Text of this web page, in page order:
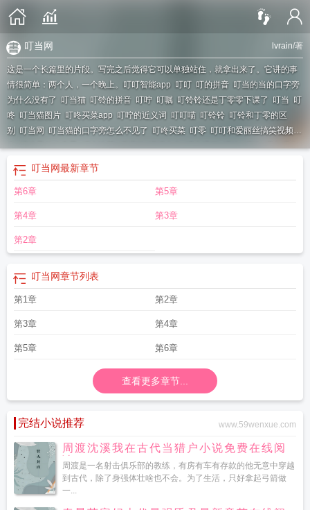
lvrain/著
叮当网
这是一个长篇里的片段。写完之后觉得它可以单独站住，就拿出来了。它讲的事
情很简单：两个人，一个晚上。 叮叮智能app 叮叮 叮的拼音 叮当的当的口字旁
为什么没有了 叮当猫 叮铃的拼音 叮咛 叮嘱 叮铃铃还是丁零零下课了 叮当 叮
咚 叮当猫图片 叮咚买菜app 叮咛的近义词 叮叮喵 叮铃铃 叮铃和丁零的区
别 叮当网 叮当猫的口字旁怎么不见了 叮咚买菜 叮零 叮叮和爱丽丝搞笑视频大
还是丁当丁当
叮组词 叮咛的拼音
下的
叮当网最新章节
第6章 第5章
第4章 第3章
第2章
叮当网章节列表
第1章 第2章
第3章 第4章
第5章 第6章
查看更多章节...
完结小说推荐 www.59wenxue.com
周渡沈溪我在古代当猎户小说免费在线阅
读
周渡是一名射击俱乐部的教练，有房有车有存款的他无意中穿越
到古代，除了身强体壮啥也不会。为了生活，只好拿起弓箭做
一...